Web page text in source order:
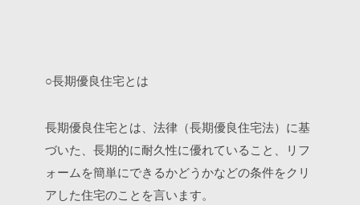
○長期優良住宅とは
長期優良住宅とは、法律（長期優良住宅法）に基
づいた、長期的に耐久性に優れていること、リフ
ォームを簡単にできるかどうかなどの条件をクリ
アした住宅のことを言います。